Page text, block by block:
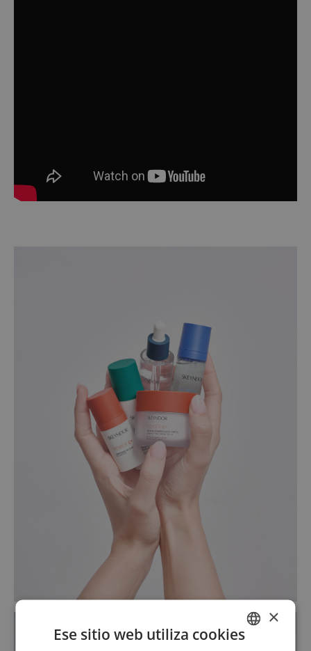
×
Ese sitio web utiliza cookies